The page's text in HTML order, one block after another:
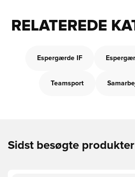
RELATEREDE
Espergærde IF
Teamsport
Sidst besøgte produkter